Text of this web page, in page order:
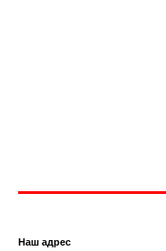
Наш адрес